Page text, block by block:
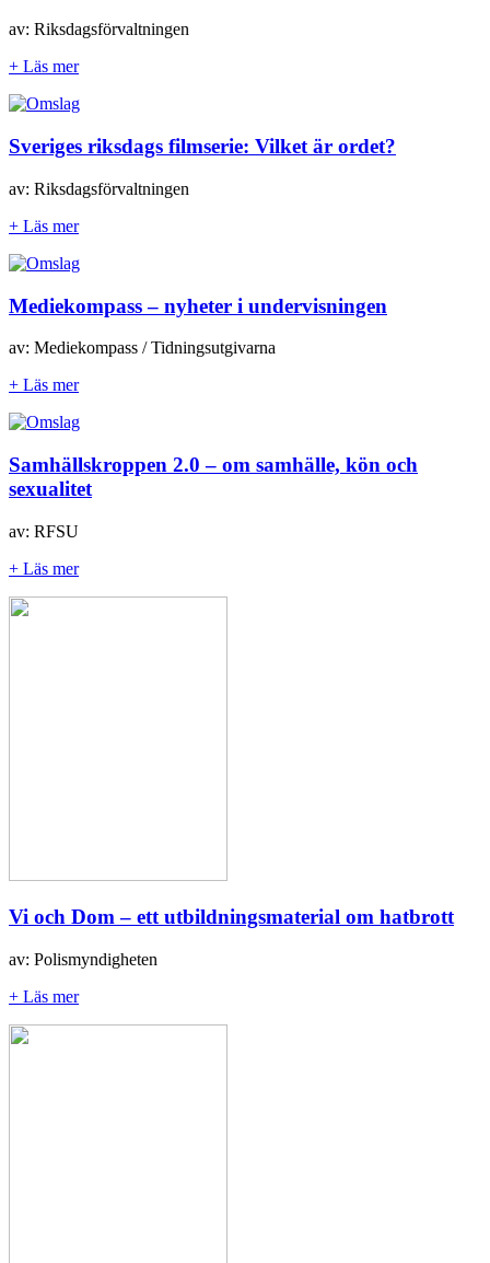
av: Riksdagsförvaltningen
+ Läs mer
Sveriges riksdags filmserie: Vilket är ordet?
av: Riksdagsförvaltningen
+ Läs mer
Mediekompass – nyheter i undervisningen
av: Mediekompass / Tidningsutgivarna
+ Läs mer
Samhällskroppen 2.0 – om samhälle, kön och
sexualitet
av: RFSU
+ Läs mer
Vi och Dom – ett utbildningsmaterial om hatbrott
av: Polismyndigheten
+ Läs mer